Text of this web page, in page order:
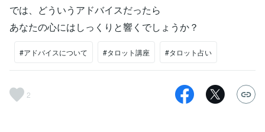
では、どういうアドバイスだったら
あなたの心にはしっくりと響くでしょうか？
#アドバイスについて #タロット講座 #タロット占い
2